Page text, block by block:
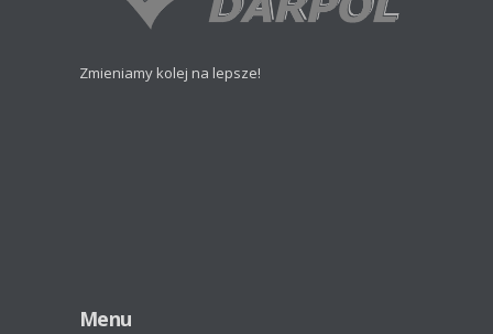
Zmieniamy kolej na lepsze!
Menu